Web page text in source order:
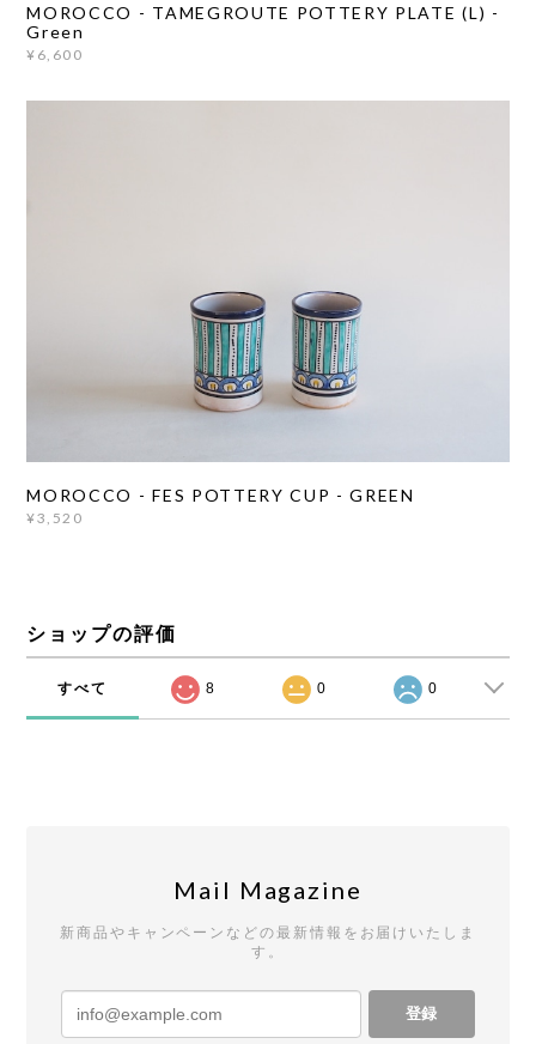
MOROCCO - TAMEGROUTE POTTERY PLATE (L) -
Green
¥6,600
MOROCCO - FES POTTERY CUP - GREEN
¥3,520
ショップの評価
すべて 8 0 0
Mail Magazine
新商品やキャンペーンなどの最新情報をお届けいたしま
す。
登録